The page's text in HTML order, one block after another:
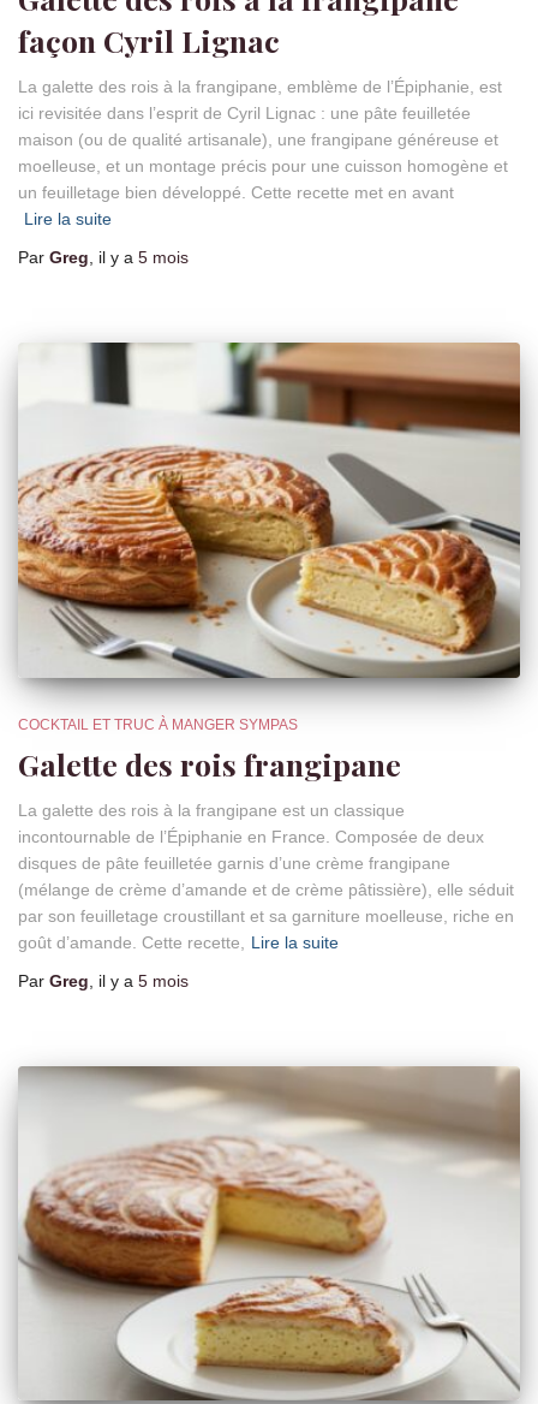
façon Cyril Lignac
La galette des rois à la frangipane, emblème de l’Épiphanie, est
ici revisitée dans l’esprit de Cyril Lignac : une pâte feuilletée
maison (ou de qualité artisanale), une frangipane généreuse et
moelleuse, et un montage précis pour une cuisson homogène et
un feuilletage bien développé. Cette recette met en avant
Lire la suite
Par Greg , il y a 5 mois
COCKTAIL ET TRUC À MANGER SYMPAS
Galette des rois frangipane
La galette des rois à la frangipane est un classique
incontournable de l’Épiphanie en France. Composée de deux
disques de pâte feuilletée garnis d’une crème frangipane
(mélange de crème d’amande et de crème pâtissière), elle séduit
par son feuilletage croustillant et sa garniture moelleuse, riche en
goût d’amande. Cette recette,
Lire la suite
Par Greg , il y a 5 mois